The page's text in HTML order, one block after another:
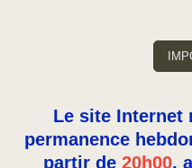
Le site Internet
permanence
partir de 20h00,